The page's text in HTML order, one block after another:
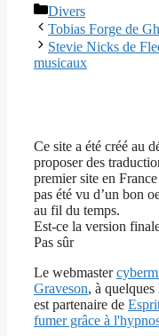
Catégories
Divers
Tobias Forge de
Stevie Nicks de
musicaux
Ce site a été créé au
proposer des
premier site en
pas été vu d’un bon
au fil du temps.
Est-ce la version
Pas sûr
Le webmaster
Graveson, à
est partenaire de
fumer grâce à